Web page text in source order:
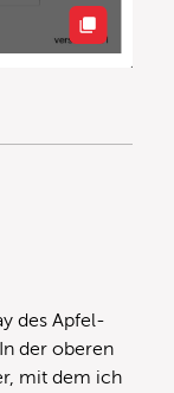
des Apfel-
der oberen
mit dem ich